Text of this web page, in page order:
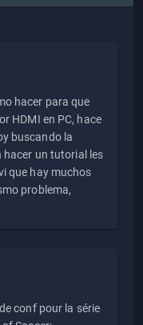
hacer para que
HDMI en PC, hace
buscando la
hacer un tutorial les
que hay muchos
problema,
conf pour la série